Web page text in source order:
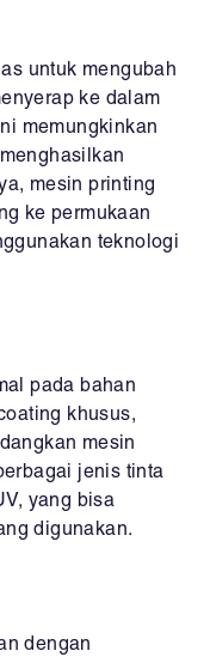
untuk mengubah
ke dalam
memungkinkan
mesin printing
ke permukaan
teknologi
pada bahan
khusus,
mesin
jenis tinta
yang bisa
digunakan.
dengan